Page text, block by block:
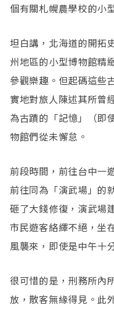
個有關札幌農學校的小
坦白講，北海道的開拓
州地區的小型博物館精
參觀樂趣。但起碼這些
實地對旅人陳述其所曾
為古蹟的「記憶」（即
物館們從未懈怠。
前段時間，前往台中一
前往同為「演武場」的
砸了大錢修復，演武場
市民遊客絡繹不絕，坐
風襲來，即使是中午十
很可惜的是，刑務所內
放，散客無緣得見。此